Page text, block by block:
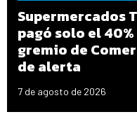
Supermercados
pagó solo el
gremio de
de alerta
7 de agosto de 2026